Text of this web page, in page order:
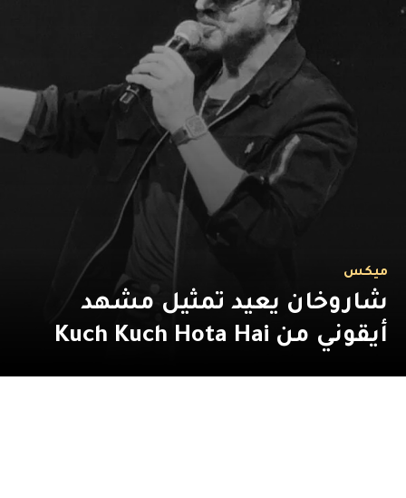
ميكس
شاروخان يعيد تمثيل مشهد
أيقوني من Kuch Kuch Hota Hai